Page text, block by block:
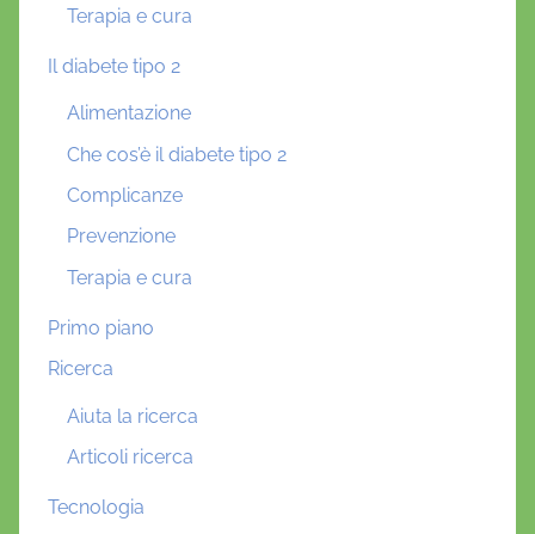
Terapia e cura
Il diabete tipo 2
Alimentazione
Che cos’è il diabete tipo 2
Complicanze
Prevenzione
Terapia e cura
Primo piano
Ricerca
Aiuta la ricerca
Articoli ricerca
Tecnologia